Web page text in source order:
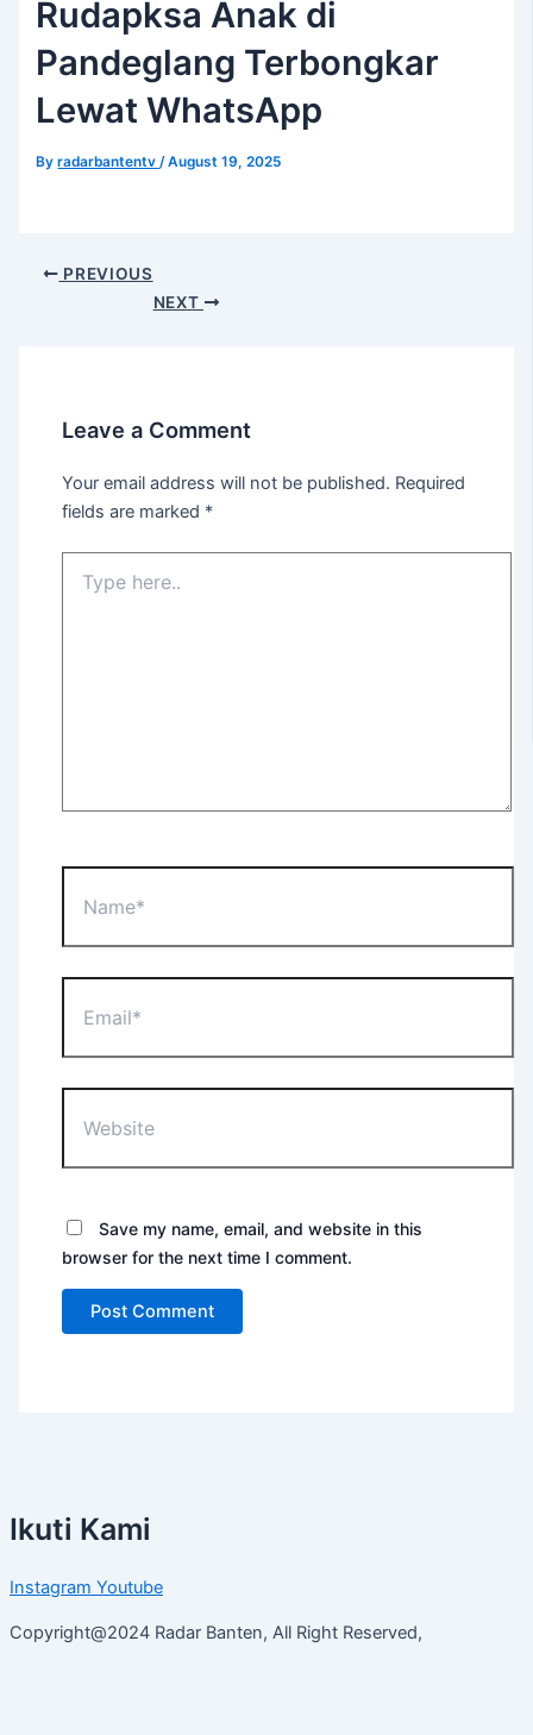
Rudapksa Anak di
Pandeglang Terbongkar
Lewat WhatsApp
Byradarbantentv/August 19, 2025
PREVIOUS
NEXT
Leave a Comment
Your email address will not be published. Required
fields are marked *
here..
Save my name, email, and website in this
browser for the next time I comment.
Ikuti Kami
Instagram Youtube
Copyright@2024 Radar Banten, All Right Reserved,